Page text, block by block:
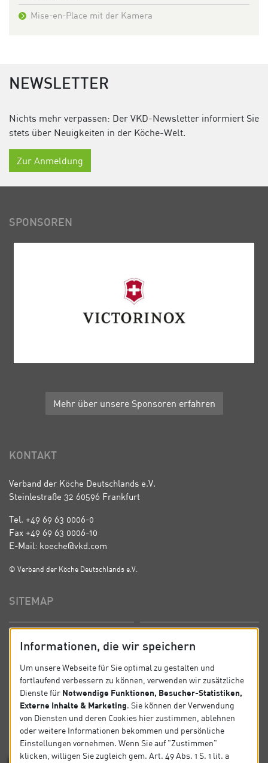
Mise-en-Place mit der Kamera
NEWSLETTER
Nichts mehr verpassen: Der VKD-Newsletter informiert Sie
stets über Neuigkeiten in der Köche-Welt.
Zur Anmeldung
SPONSOREN
Mehr über unsere Sponsoren erfahren
KONTAKT
Verband der Köche Deutschlands e.V.
Steinlestraße 32 60596 Frankfurt
Tel. +49 69 63 0006-0
Fax +49 69 63 0006-10
E-Mail: koeche@vkd.com
© Verband der Köche Deutschlands e.V.
SITEMAP
News Kontakt
Datenschutz Impressum
SOCIAL
Informationen, die wir speichern
Um unsere Webseite für Sie optimal zu gestalten und
fortlaufend verbessern zu können, verwenden wir zusätzliche
Dienste für Notwendige Funktionen, Besucher-Statistiken,
Externe Inhalte & Marketing. Sie können der Verwendung
von Diensten und deren Cookies hier zustimmen, ablehnen
oder weitere Informationen bekommen und persönliche
Einstellungen vornehmen. Wenn Sie auf "Zustimmen"
klicken, willigen Sie zugleich gem. Art. 49 Abs. 1 S. 1 lit. a